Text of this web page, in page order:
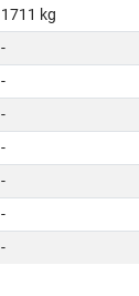
1711 kg
-
-
-
-
-
-
-